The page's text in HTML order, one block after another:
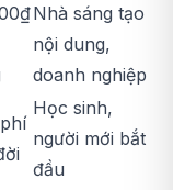
Nhà sáng tạo
nội dung,
doanh nghiệp
Học sinh,
người mới bắt
đầu